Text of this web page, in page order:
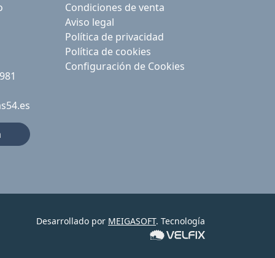
Condiciones de venta
Aviso legal
Política de privacidad
Política de cookies
Configuración de Cookies
Desarrollado por MEIGASOFT. Tecnología